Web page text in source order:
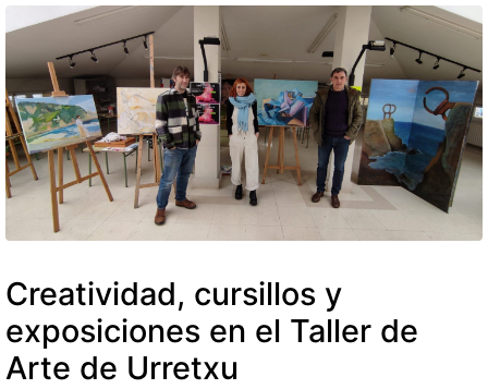
Creatividad, cursillos y
exposiciones en el Taller de
Arte de Urretxu